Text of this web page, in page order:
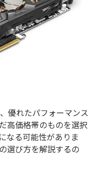
優れたパフォーマンス
高価格帯のものを選択
なる可能性がありま
選び方を解説するの